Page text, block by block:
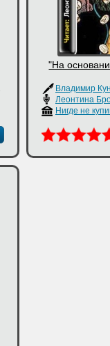
"На
Владимир
Леонтина
Нигде не